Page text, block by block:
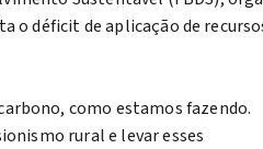
déficit de aplicação de
como estamos fazendo.
rural e levar esses